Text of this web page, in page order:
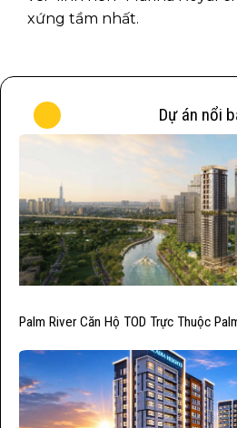
xứng tầm nhất.
Dự án nổi
Palm River Căn Hộ TOD Trực Thuộc